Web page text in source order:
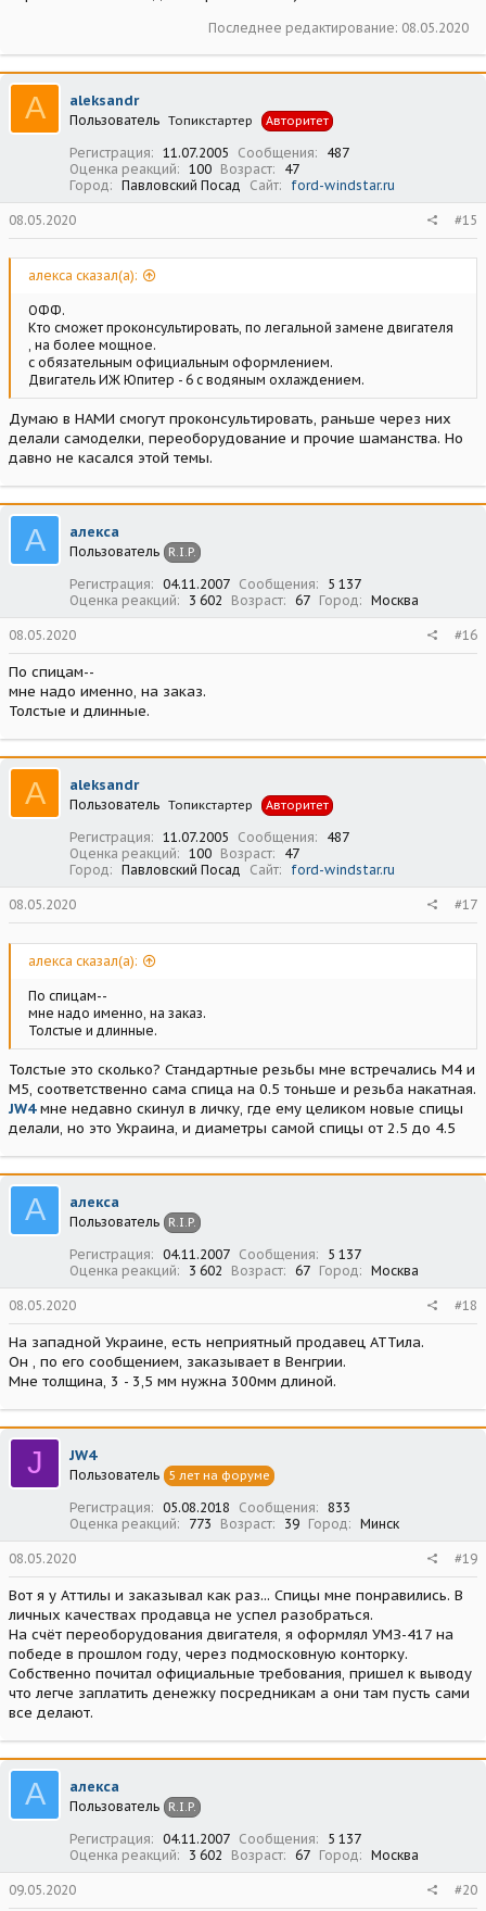
Последнее редактирование: 08.05.2020
A aleksandr
Пользователь Топикстартер Авторитет
Регистрация 11.07.2005 Сообщения
487
Оценка реакций
100 Возраст
47
Город
Павловский Посад Сайт ford-windstar.ru
08.05.2020 #15
алекса сказал(а):
ОФФ.
Кто сможет проконсультировать, по легальной замене двигателя
, на более мощное.
с обязательным официальным оформлением.
Двигатель ИЖ Юпитер - 6 с водяным охлаждением.
Думаю в НАМИ смогут проконсультировать, раньше через них
делали самоделки, переоборудование и прочие шаманства. Но
давно не касался этой темы.
А алекса
Пользователь R.I.P.
Регистрация 04.11.2007 Сообщения
5 137
Оценка реакций
3 602 Возраст 67 Город Москва
08.05.2020 #16
По спицам--
мне надо именно, на заказ.
Толстые и длинные.
A aleksandr
Пользователь Топикстартер Авторитет
Регистрация 11.07.2005 Сообщения
487
Оценка реакций
100 Возраст
47
Город
Павловский Посад Сайт ford-windstar.ru
08.05.2020 #17
алекса сказал(а):
По спицам--
мне надо именно, на заказ.
Толстые и длинные.
Толстые это сколько? Стандартные резьбы мне встречались М4 и
М5, соответственно сама спица на 0.5 тоньше и резьба накатная.
JW4 мне недавно скинул в личку, где ему целиком новые спицы
делали, но это Украина, и диаметры самой спицы от 2.5 до 4.5
А алекса
Пользователь R.I.P.
Регистрация 04.11.2007 Сообщения
5 137
Оценка реакций
3 602 Возраст 67 Город Москва
08.05.2020 #18
На западной Украине, есть неприятный продавец АТТила.
Он , по его сообщением, заказывает в Венгрии.
Мне толщина, 3 - 3,5 мм нужна 300мм длиной.
J JW4
Пользователь 5 лет на форуме
Регистрация 05.08.2018 Сообщения
833
Оценка реакций
773 Возраст 39 Город Минск
08.05.2020 #19
Вот я у Аттилы и заказывал как раз... Спицы мне понравились. В
личных качествах продавца не успел разобраться.
На счёт переоборудования двигателя, я оформлял УМЗ-417 на
победе в прошлом году, через подмосковную конторку.
Собственно почитал официальные требования, пришел к выводу
что легче заплатить денежку посредникам а они там пусть сами
все делают.
А алекса
Пользователь R.I.P.
Регистрация 04.11.2007 Сообщения
5 137
Оценка реакций
3 602 Возраст 67 Город Москва
09.05.2020 #20